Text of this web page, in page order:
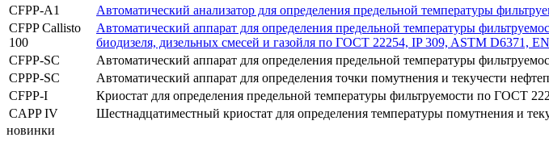
CFPP-A1
Автоматический анализатор для определения предельной температуры
CFPP Callisto
100
Автоматический аппарат для определения предельной температуры
биодизеля, дизельных смесей и газойля по ГОСТ 22254, IP 309, ASTM D6371,
CFPP-SC
Автоматический аппарат для определения предельной температуры
CPPP-SC
Автоматический аппарат для определения точки помутнения и текучести
CFPP-I
Криостат для определения предельной температуры фильтруемости по ГОСТ
CAPP IV
Шестнадцатиместный криостат для определения температуры помутнения и
новинки